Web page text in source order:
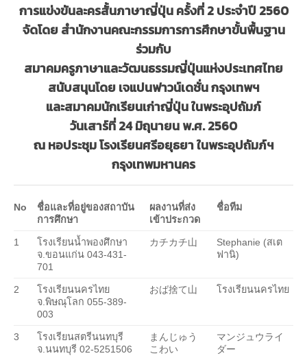
การแข่งขันละครสั้นภาษาญี่ปุ่น ครั้งที่ 2 ประจำปี 2560
จัดโดย สำนักงานคณะกรรมการการศึกษาขั้นพื้นฐาน
ร่วมกับ
สมาคมครูภาษาและวัฒนธรรมญี่ปุ่นแห่งประเทศไทย
สนับสนุนโดย เจแปนฟาวน์เดชั่น กรุงเทพฯ
และสมาคมนักเรียนเก่าญี่ปุ่น ในพระอุปถัมภ์
วันเสาร์ที่ 24 มิถุนายน พ.ศ. 2560
ณ หอประชุม โรงเรียนศรีอยุธยา ในพระอุปถัมภ์ฯ
กรุงเทพมหานคร
No
ชื่อและที่อยู่ของสถาบัน
การศึกษา
ผลงานที่ส่ง
เข้าประกวด
ชื่อทีม
1
โรงเรียนน้ำพองศึกษา
จ.ขอนแก่น 043-431-
701
カチカチ山
Stephanie (สเต
ฟานิ)
2
โรงเรียนนครไทย
จ.พิษณุโลก 055-389-
003
おば捨て山 โรงเรียนนครไทย
3
โรงเรียนสตรีนนทบุรี
จ.นนทบุรี 02-5251506
まんじゅう
こわい
マンジュウライ
ダー